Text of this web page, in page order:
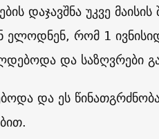
დაჯავშნა უკვე
რომ 1
და საზღვრები
და ეს